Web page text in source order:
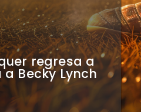
respalda
sobre